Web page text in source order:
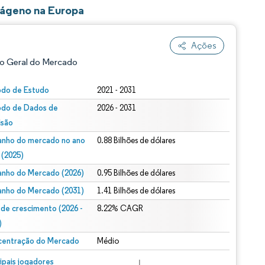
na Europa
Ações
Geral do Mercado
de Estudo 2021 - 2031
de Dados de
2026 - 2031
do mercado no ano
0.88 Bilhões de dólares
do Mercado (2026) 0.95 Bilhões de dólares
do Mercado (2031) 1.41 Bilhões de dólares
de crescimento (2026 -
8.22% CAGR
do Mercado Médio
jogadores
© Mordor Intelligence. O reuso requer atribuição conforme CC BY 4.0.
conforme CC BY 4.0.